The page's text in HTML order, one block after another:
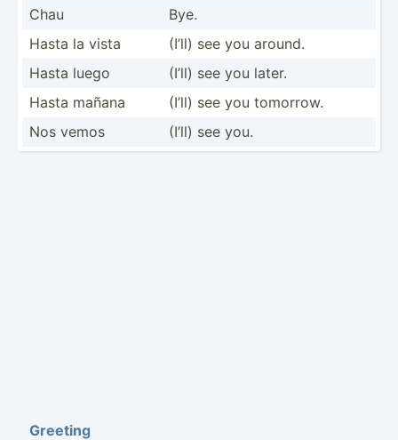
Chau
Bye.
Hasta la vista
(I’ll) see you around.
Hasta luego
(I’ll) see you later.
Hasta mañana
(I’ll) see you tomorrow.
Nos vemos
(I’ll) see you.
Greeting